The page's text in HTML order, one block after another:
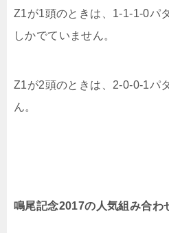
Z1が1頭のときは、1-1-1-0パ
しかでていません。
Z1が2頭のときは、2-0-0-1パ
ん。
鳴尾記念2017の人気組み合わ